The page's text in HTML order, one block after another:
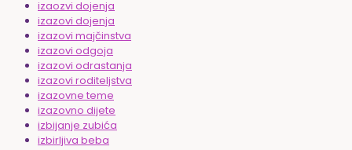
izaozvi dojenja
izazovi dojenja
izazovi majčinstva
izazovi odgoja
izazovi odrastanja
izazovi roditeljstva
izazovne teme
izazovno dijete
izbijanje zubića
izbirljiva beba